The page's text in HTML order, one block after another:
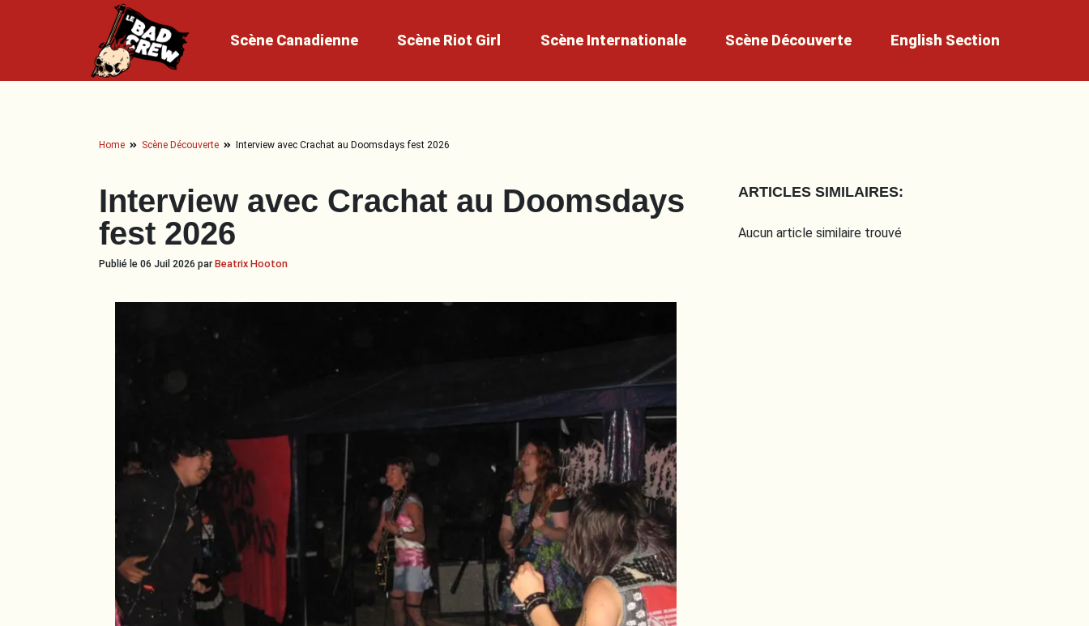
Scène Canadienne Scène Riot Girl Scène Internationale Scène Découverte English Section
Home Scène Découverte Interview avec Crachat au Doomsdays fest 2026
Interview avec Crachat au Doomsdays
fest 2026
Publié le 06 Juil 2026 parBeatrix Hooton
ARTICLES SIMILAIRES:
Aucun article similaire trouvé